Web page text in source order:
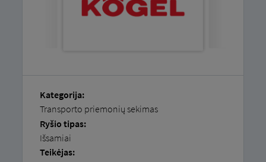
Kategorija:
Transporto priemonių sekimas
Ryšio tipas:
Išsamiai
Teikėjas: